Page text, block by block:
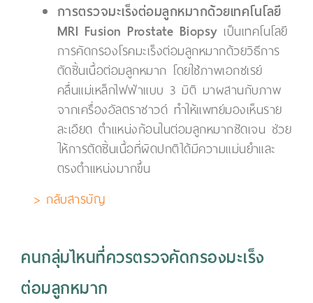
การตรวจมะเร็งต่อมลูกหมากด้วยเทคโนโลยี
MRI Fusion Prostate Biopsy เป็นเทคโนโลยี
การคัดกรองโรคมะเร็งต่อมลูกหมากด้วยวิธีการ
ตัดชิ้นเนื้อต่อมลูกหมาก โดยใช้ภาพเอกซเรย์
คลื่นแม่เหล็กไฟฟ้าแบบ 3 มิติ มาผสานกับภาพ
จากเครื่องอัลตราซาวด์ ทำให้แพทย์มองเห็นราย
ละเอียด ตำแหน่งก้อนในต่อมลูกหมากชัดเจน ช่วย
ให้การตัดชิ้นเนื้อที่ผิดปกติได้มีความแม่นยำและ
ตรงตำแหน่งมากขึ้น
> กลับสารบัญ
คนกลุ่มไหนที่ควรตรวจคัดกรองมะเร็ง
ต่อมลูกหมาก